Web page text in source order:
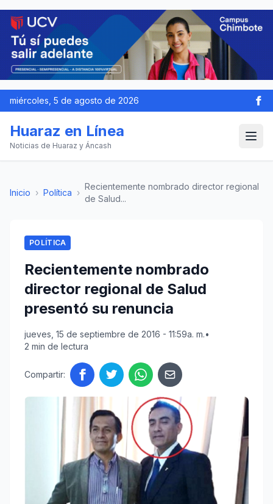
miércoles, 5 de agosto de 2026
Huaraz en Línea
Noticias de Huaraz y Áncash
Inicio › Política ›
Recientemente nombrado director regional
de Salud...
POLÍTICA
Recientemente nombrado
director regional de Salud
presentó su renuncia
jueves, 15 de septiembre de 2016 - 11:59a. m.•
2 min de lectura
Compartir: